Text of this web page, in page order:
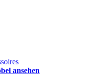
ansehen